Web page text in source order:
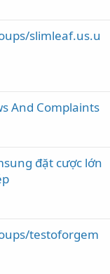
slimleaf.us.u
And Complaints
đặt cược lớn
testoforgem